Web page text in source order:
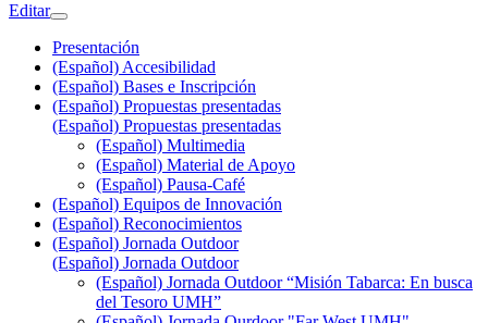
Editar
Presentación
(Español) Accesibilidad
(Español) Bases e Inscripción
(Español) Propuestas presentadas
(Español) Propuestas presentadas
(Español) Multimedia
(Español) Material de Apoyo
(Español) Pausa-Café
(Español) Equipos de Innovación
(Español) Reconocimientos
(Español) Jornada Outdoor
(Español) Jornada Outdoor
(Español) Jornada Outdoor “Misión Tabarca: En busca
del Tesoro UMH”